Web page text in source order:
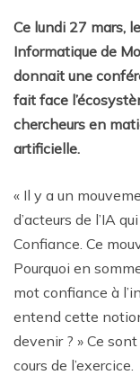
Ce lundi 27 mars,
Informatique de
donnait une
fait face
chercheurs en
artificielle.
« Il y a un
d’acteurs de l’IA
Confiance. Ce
Pourquoi en
mot confiance à
entend cette
devenir ? » Ce
cours de l’exercice.